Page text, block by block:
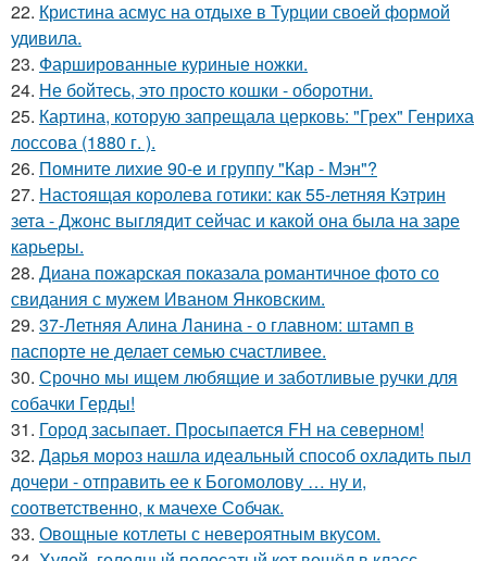
22. Кристина асмус на отдыхе в Турции своей формой
удивила.
23. Фаршированные куриные ножки.
24. Не бойтесь, это просто кошки - оборотни.
25. Картина, которую запрещала церковь: "Грех" Генриха
лоссова (1880 г. ).
26. Помните лихие 90-е и группу "Кар - Мэн"?
27. Настоящая королева готики: как 55-летняя Кэтрин
зета - Джонс выглядит сейчас и какой она была на заре
карьеры.
28. Диана пожарская показала романтичное фото со
свидания с мужем Иваном Янковским.
29. 37-Летняя Алина Ланина - о главном: штамп в
паспорте не делает семью счастливее.
30. Срочно мы ищем любящие и заботливые ручки для
собачки Герды!
31. Город засыпает. Просыпается FH на северном!
32. Дарья мороз нашла идеальный способ охладить пыл
дочери - отправить ее к Богомолову … ну и,
соответственно, к мачехе Собчак.
33. Овощные котлеты с невероятным вкусом.